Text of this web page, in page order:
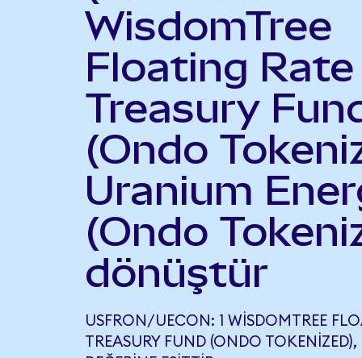
WisdomTree
Floating Rate
Treasury
(Ondo
Uranium
(Ondo
dönüştür
USFRON/UECON: 1 WISDOMTREE
TREASURY FUND (ONDO